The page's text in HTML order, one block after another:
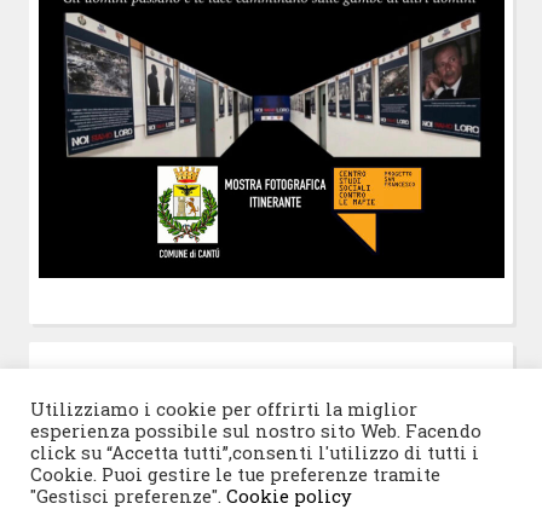
Utilizziamo i cookie per offrirti la miglior
esperienza possibile sul nostro sito Web. Facendo
click su “Accetta tutti”,consenti l'utilizzo di tutti i
Cookie. Puoi gestire le tue preferenze tramite
"Gestisci preferenze". Cookie policy